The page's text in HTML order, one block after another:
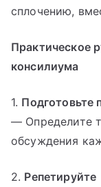
сплочению,
Практическое
консилиума
1. Подготовьте
— Определите
обсуждения
2. Репетируйте